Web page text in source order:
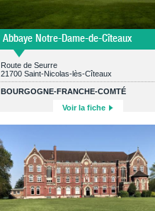
Abbaye Notre-Dame-de-Cîteaux
Route de Seurre
21700 Saint-Nicolas-lès-Cîteaux
BOURGOGNE-FRANCHE-COMTÉ
Voir la fiche